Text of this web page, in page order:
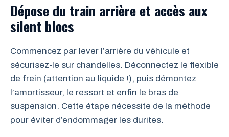
Dépose du train arrière et accès aux
silent blocs
Commencez par lever l’arrière du véhicule et
sécurisez-le sur chandelles. Déconnectez le flexible
de frein (attention au liquide !), puis démontez
l’amortisseur, le ressort et enfin le bras de
suspension. Cette étape nécessite de la méthode
pour éviter d’endommager les durites.